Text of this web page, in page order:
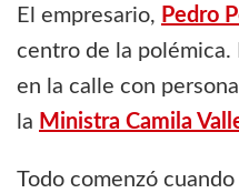
El empresario, Pedro
centro de la polémica.
en la calle con
la Ministra Camila
Todo comenzó